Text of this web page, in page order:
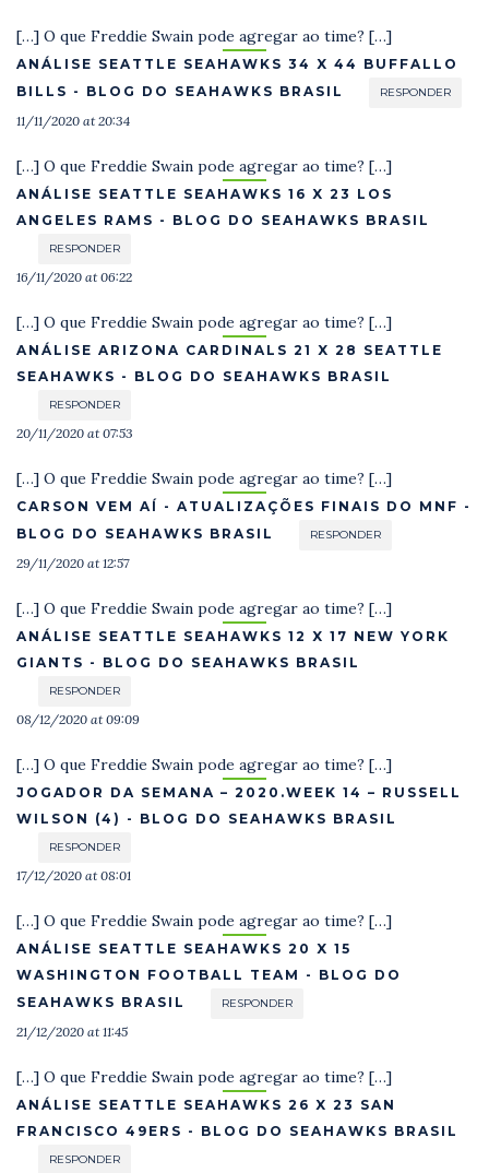
[…] O que Freddie Swain pode agregar ao time? […]
ANÁLISE SEATTLE SEAHAWKS 34 X 44 BUFFALLO
BILLS - BLOG DO SEAHAWKS BRASIL
RESPONDER
11/11/2020 at 20:34
[…] O que Freddie Swain pode agregar ao time? […]
ANÁLISE SEATTLE SEAHAWKS 16 X 23 LOS
ANGELES RAMS - BLOG DO SEAHAWKS BRASIL
RESPONDER
16/11/2020 at 06:22
[…] O que Freddie Swain pode agregar ao time? […]
ANÁLISE ARIZONA CARDINALS 21 X 28 SEATTLE
SEAHAWKS - BLOG DO SEAHAWKS BRASIL
RESPONDER
20/11/2020 at 07:53
[…] O que Freddie Swain pode agregar ao time? […]
CARSON VEM AÍ - ATUALIZAÇÕES FINAIS DO MNF -
BLOG DO SEAHAWKS BRASIL
RESPONDER
29/11/2020 at 12:57
[…] O que Freddie Swain pode agregar ao time? […]
ANÁLISE SEATTLE SEAHAWKS 12 X 17 NEW YORK
GIANTS - BLOG DO SEAHAWKS BRASIL
RESPONDER
08/12/2020 at 09:09
[…] O que Freddie Swain pode agregar ao time? […]
JOGADOR DA SEMANA – 2020.WEEK 14 – RUSSELL
WILSON (4) - BLOG DO SEAHAWKS BRASIL
RESPONDER
17/12/2020 at 08:01
[…] O que Freddie Swain pode agregar ao time? […]
ANÁLISE SEATTLE SEAHAWKS 20 X 15
WASHINGTON FOOTBALL TEAM - BLOG DO
SEAHAWKS BRASIL
RESPONDER
21/12/2020 at 11:45
[…] O que Freddie Swain pode agregar ao time? […]
ANÁLISE SEATTLE SEAHAWKS 26 X 23 SAN
FRANCISCO 49ERS - BLOG DO SEAHAWKS BRASIL
RESPONDER